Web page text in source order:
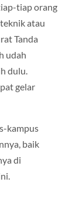
tiap orang
atau
Tanda
udah
dulu.
gelar
kampus
baik
di